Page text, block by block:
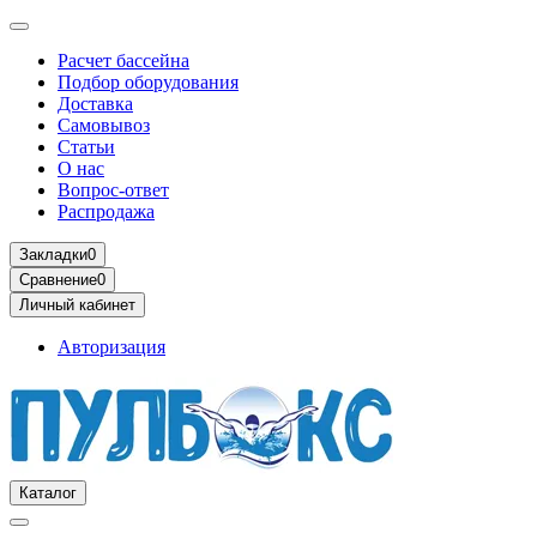
Расчет бассейна
Подбор оборудования
Доставка
Самовывоз
Статьи
О нас
Вопрос-ответ
Распродажа
Закладки0
Сравнение0
Личный кабинет
Авторизация
Каталог